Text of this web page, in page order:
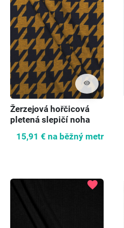
visibility
Žerzejová hořčicová
pletená slepičí noha
15,91 € na běžný metr
favorite